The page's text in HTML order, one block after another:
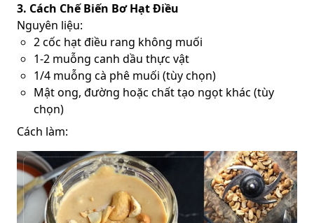
3. Cách Chế Biến Bơ Hạt Điều
Nguyên liệu:
2 cốc hạt điều rang không muối
1-2 muỗng canh dầu thực vật
1/4 muỗng cà phê muối (tùy chọn)
Mật ong, đường hoặc chất tạo ngọt khác (tùy
chọn)
Cách làm: